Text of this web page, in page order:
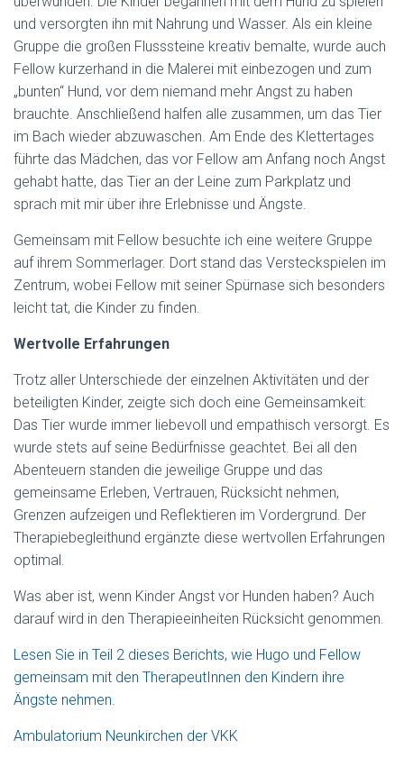
und versorgten ihn mit Nahrung und Wasser. Als ein kleine
Gruppe die großen Flusssteine kreativ bemalte, wurde auch
Fellow kurzerhand in die Malerei mit einbezogen und zum
„bunten“ Hund, vor dem niemand mehr Angst zu haben
brauchte. Anschließend halfen alle zusammen, um das Tier
im Bach wieder abzuwaschen. Am Ende des Klettertages
führte das Mädchen, das vor Fellow am Anfang noch Angst
gehabt hatte, das Tier an der Leine zum Parkplatz und
sprach mit mir über ihre Erlebnisse und Ängste.
Gemeinsam mit Fellow besuchte ich eine weitere Gruppe
auf ihrem Sommerlager. Dort stand das Versteckspielen im
Zentrum, wobei Fellow mit seiner Spürnase sich besonders
leicht tat, die Kinder zu finden.
Wertvolle Erfahrungen
Trotz aller Unterschiede der einzelnen Aktivitäten und der
beteiligten Kinder, zeigte sich doch eine Gemeinsamkeit:
Das Tier wurde immer liebevoll und empathisch versorgt. Es
wurde stets auf seine Bedürfnisse geachtet. Bei all den
Abenteuern standen die jeweilige Gruppe und das
gemeinsame Erleben, Vertrauen, Rücksicht nehmen,
Grenzen aufzeigen und Reflektieren im Vordergrund. Der
Therapiebegleithund ergänzte diese wertvollen Erfahrungen
optimal.
Was aber ist, wenn Kinder Angst vor Hunden haben? Auch
darauf wird in den Therapieeinheiten Rücksicht genommen.
Lesen Sie in Teil 2 dieses Berichts, wie Hugo und Fellow
gemeinsam mit den TherapeutInnen den Kindern ihre
Ängste nehmen.
Ambulatorium Neunkirchen der VKK